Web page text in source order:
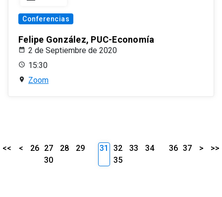
Conferencias
Felipe González, PUC-Economía
2 de Septiembre de 2020
15:30
Zoom
<< < 26 27 28
29
30
31 32 33
34
35
36 37 > >>